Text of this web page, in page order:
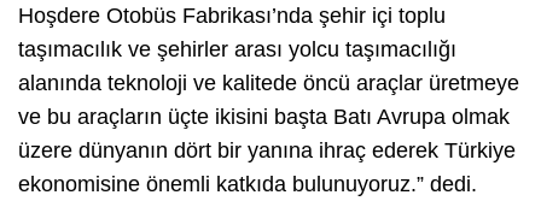
Hoşdere Otobüs Fabrikası’nda şehir içi toplu
taşımacılık ve şehirler arası yolcu taşımacılığı
alanında teknoloji ve kalitede öncü araçlar üretmeye
ve bu araçların üçte ikisini başta Batı Avrupa olmak
üzere dünyanın dört bir yanına ihraç ederek Türkiye
ekonomisine önemli katkıda bulunuyoruz.” dedi.